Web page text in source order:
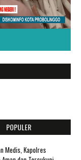
POPULER
Medis, Kapolres